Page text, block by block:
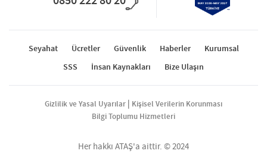
Seyahat Ücretler Güvenlik Haberler
Kurumsal
SSS
İnsan Kaynakları Bize Ulaşın
Gizlilik ve Yasal Uyarılar | Kişisel Verilerin Korunması
Bilgi Toplumu Hizmetleri
Her hakkı ATAŞ'a aittir. © 2024